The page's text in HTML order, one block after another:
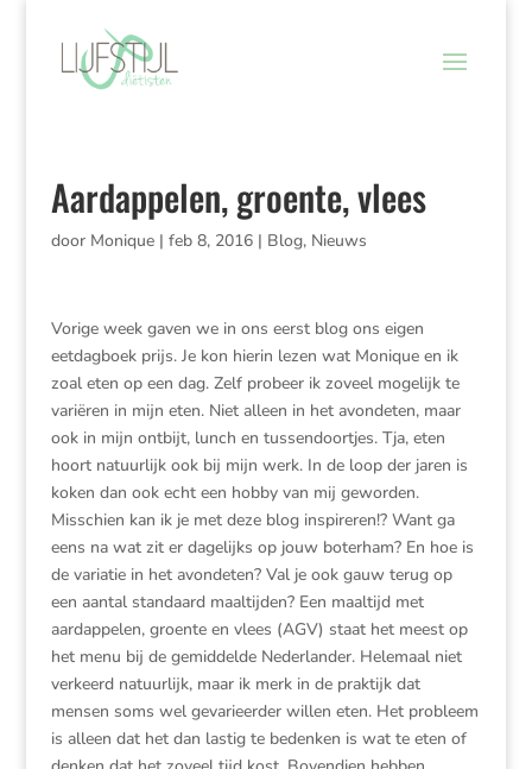
Aardappelen, groente, vlees
door Monique| feb 8, 2016| Blog, Nieuws
Vorige week gaven we in ons eerst blog ons eigen
eetdagboek prijs. Je kon hierin lezen wat Monique en ik
zoal eten op een dag. Zelf probeer ik zoveel mogelijk te
variëren in mijn eten. Niet alleen in het avondeten, maar
ook in mijn ontbijt, lunch en tussendoortjes. Tja, eten
hoort natuurlijk ook bij mijn werk. In de loop der jaren is
koken dan ook echt een hobby van mij geworden.
Misschien kan ik je met deze blog inspireren!? Want ga
eens na wat zit er dagelijks op jouw boterham? En hoe is
de variatie in het avondeten? Val je ook gauw terug op
een aantal standaard maaltijden? Een maaltijd met
aardappelen, groente en vlees (AGV) staat het meest op
het menu bij de gemiddelde Nederlander. Helemaal niet
verkeerd natuurlijk, maar ik merk in de praktijk dat
mensen soms wel gevarieerder willen eten. Het probleem
is alleen dat het dan lastig te bedenken is wat te eten of